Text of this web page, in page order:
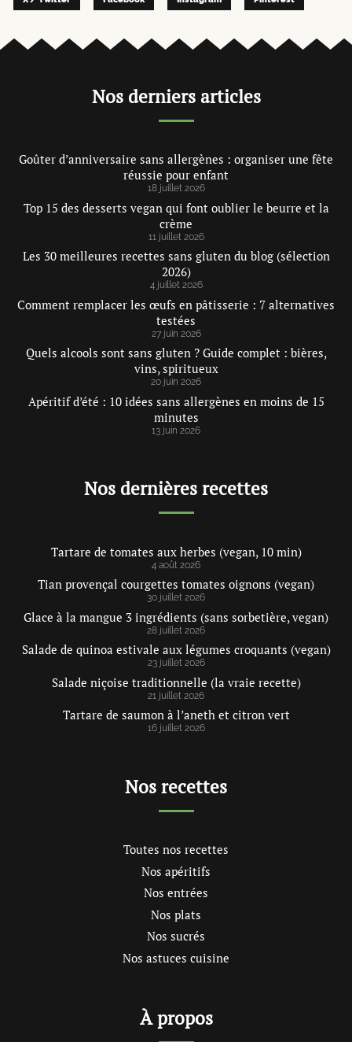
Nos derniers articles
Goûter d’anniversaire sans allergènes : organiser une fête
réussie pour enfant
18 juillet 2026
Top 15 des desserts vegan qui font oublier le beurre et la
crème
11 juillet 2026
Les 30 meilleures recettes sans gluten du blog (sélection
2026)
4 juillet 2026
Comment remplacer les œufs en pâtisserie : 7 alternatives
testées
27 juin 2026
Quels alcools sont sans gluten ? Guide complet : bières,
vins, spiritueux
20 juin 2026
Apéritif d’été : 10 idées sans allergènes en moins de 15
minutes
13 juin 2026
Nos dernières recettes
Tartare de tomates aux herbes (vegan, 10 min)
4 août 2026
Tian provençal courgettes tomates oignons (vegan)
30 juillet 2026
Glace à la mangue 3 ingrédients (sans sorbetière, vegan)
28 juillet 2026
Salade de quinoa estivale aux légumes croquants (vegan)
23 juillet 2026
Salade niçoise traditionnelle (la vraie recette)
21 juillet 2026
Tartare de saumon à l’aneth et citron vert
16 juillet 2026
Nos recettes
Toutes nos recettes
Nos apéritifs
Nos entrées
Nos plats
Nos sucrés
Nos astuces cuisine
À propos